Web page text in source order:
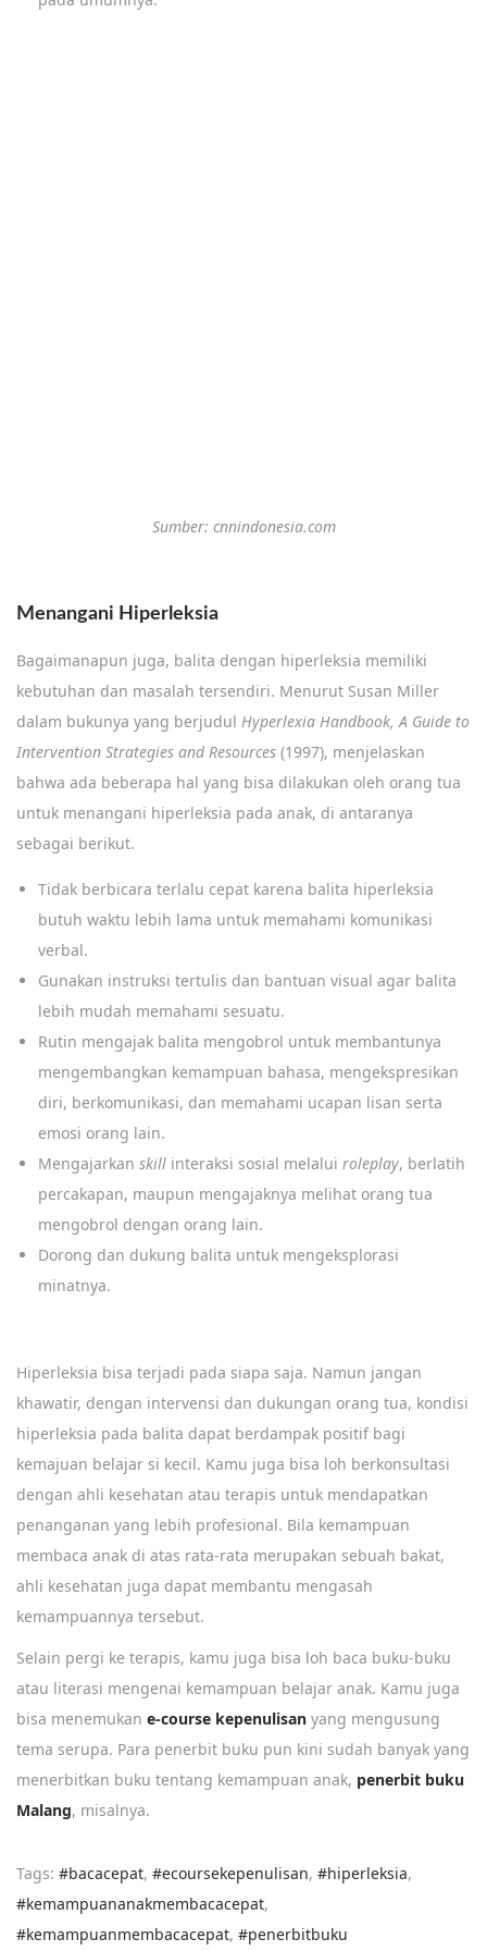
Sumber: cnnindonesia.com
Menangani Hiperleksia
Bagaimanapun juga, balita dengan hiperleksia memiliki
kebutuhan dan masalah tersendiri. Menurut Susan Miller
dalam bukunya yang berjudul Hyperlexia Handbook, A Guide to
Intervention Strategies and Resources (1997), menjelaskan
bahwa ada beberapa hal yang bisa dilakukan oleh orang tua
untuk menangani hiperleksia pada anak, di antaranya
sebagai berikut.
Tidak berbicara terlalu cepat karena balita hiperleksia
butuh waktu lebih lama untuk memahami komunikasi
verbal.
Gunakan instruksi tertulis dan bantuan visual agar balita
lebih mudah memahami sesuatu.
Rutin mengajak balita mengobrol untuk membantunya
mengembangkan kemampuan bahasa, mengekspresikan
diri, berkomunikasi, dan memahami ucapan lisan serta
emosi orang lain.
Mengajarkan skill interaksi sosial melalui roleplay, berlatih
percakapan, maupun mengajaknya melihat orang tua
mengobrol dengan orang lain.
Dorong dan dukung balita untuk mengeksplorasi
minatnya.
Hiperleksia bisa terjadi pada siapa saja. Namun jangan
khawatir, dengan intervensi dan dukungan orang tua, kondisi
hiperleksia pada balita dapat berdampak positif bagi
kemajuan belajar si kecil. Kamu juga bisa loh berkonsultasi
dengan ahli kesehatan atau terapis untuk mendapatkan
penanganan yang lebih profesional. Bila kemampuan
membaca anak di atas rata-rata merupakan sebuah bakat,
ahli kesehatan juga dapat membantu mengasah
kemampuannya tersebut.
Selain pergi ke terapis, kamu juga bisa loh baca buku-buku
atau literasi mengenai kemampuan belajar anak. Kamu juga
bisa menemukan e-course kepenulisan yang mengusung
tema serupa. Para penerbit buku pun kini sudah banyak yang
menerbitkan buku tentang kemampuan anak, penerbit buku
Malang, misalnya.
Tags: #bacacepat, #ecoursekepenulisan, #hiperleksia,
#kemampuananakmembacacepat,
#kemampuanmembacacepat, #penerbitbuku